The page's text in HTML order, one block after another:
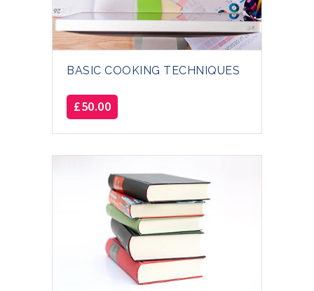
BASIC COOKING TECHNIQUES
£50.00